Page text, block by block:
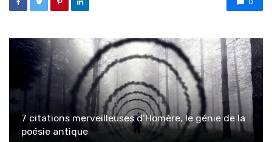
0
7 citations merveilleuses d’Homère, le génie de la
poésie antique